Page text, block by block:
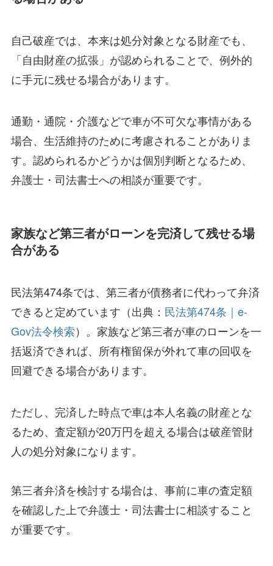
自己破産では、本来は処分対象となる財産でも、
「自由財産の拡張」が認められることで、例外的
に手元に残せる場合があります。
通勤・通院・介護などで車が不可欠な事情がある
場合、生活維持のために考慮されることがありま
す。認められるかどうかは個別判断となるため、
弁護士・司法書士への相談が重要です。
家族など第三者がローンを完済して残せる場
合がある
民法第474条では、第三者が債務者に代わって弁済
できると定めています（出典： 民法第474条｜e-
Gov法令検索）。家族など第三者が車のローンを一
括返済できれば、所有権留保が外れて車の回収を
回避できる場合があります。
ただし、完済した時点で車は本人名義の財産とな
るため、査定額が20万円を超える場合は破産管財
人の処分対象になります。
第三者弁済を検討する場合は、事前に車の査定額
を確認した上で弁護士・司法書士に相談すること
が重要です。